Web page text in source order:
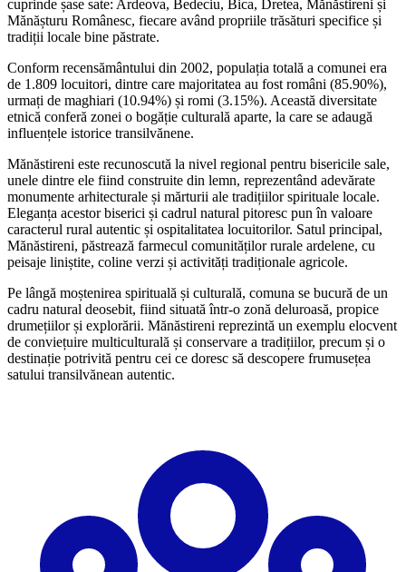
cuprinde șase sate: Ardeova, Bedeciu, Bica, Dretea, Mănăstireni și
Mănășturu Românesc, fiecare având propriile trăsături specifice și
tradiții locale bine păstrate.
Conform recensământului din 2002, populația totală a comunei era
de 1.809 locuitori, dintre care majoritatea au fost români (85.90%),
urmați de maghiari (10.94%) și romi (3.15%). Această diversitate
etnică conferă zonei o bogăție culturală aparte, la care se adaugă
influențele istorice transilvănene.
Mănăstireni este recunoscută la nivel regional pentru bisericile sale,
unele dintre ele fiind construite din lemn, reprezentând adevărate
monumente arhitecturale și mărturii ale tradițiilor spirituale locale.
Eleganța acestor biserici și cadrul natural pitoresc pun în valoare
caracterul rural autentic și ospitalitatea locuitorilor. Satul principal,
Mănăstireni, păstrează farmecul comunităților rurale ardelene, cu
peisaje liniștite, coline verzi și activități tradiționale agricole.
Pe lângă moștenirea spirituală și culturală, comuna se bucură de un
cadru natural deosebit, fiind situată într-o zonă deluroasă, propice
drumețiilor și explorării. Mănăstireni reprezintă un exemplu elocvent
de conviețuire multiculturală și conservare a tradițiilor, precum și o
destinație potrivită pentru cei ce doresc să descopere frumusețea
satului transilvănean autentic.